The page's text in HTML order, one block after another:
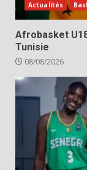
Actualités
Afrobasket
Tunisie
08/08/2026